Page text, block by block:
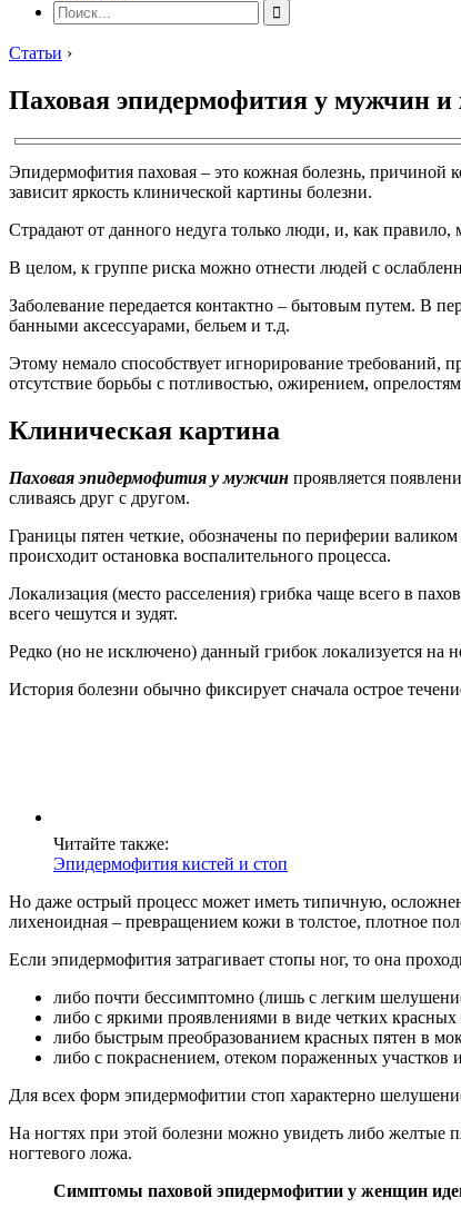
Статьи ›
Паховая эпидермофития у мужчин
Эпидермофития паховая – это кожная болезнь, причиной
зависит яркость клинической картины болезни.
Страдают от данного недуга только люди, и, как
В целом, к группе риска можно отнести людей с
Заболевание передается контактно – бытовым путем. В
банными аксессуарами, бельем и т.д.
Этому немало способствует игнорирование
отсутствие борьбы с потливостью, ожирением,
Клиническая картина
Паховая эпидермофития у мужчин проявляется
сливаясь друг с другом.
Границы пятен четкие, обозначены по периферии
происходит остановка воспалительного процесса.
Локализация (место расселения) грибка чаще всего в
всего чешутся и зудят.
Редко (но не исключено) данный грибок локализуется на
История болезни обычно фиксирует сначала острое
Читайте также:
Эпидермофития кистей и стоп
Но даже острый процесс может иметь типичную,
лихеноидная – превращением кожи в толстое, плотное
Если эпидермофития затрагивает стопы ног, то она
либо почти бессимптомно (лишь с легким
либо с яркими проявлениями в виде четких
либо быстрым преобразованием красных пятен в
либо с покраснением, отеком пораженных
Для всех форм эпидермофитии стоп характерно
На ногтях при этой болезни можно увидеть либо желтые
ногтевого ложа.
Симптомы паховой эпидермофитии у женщин